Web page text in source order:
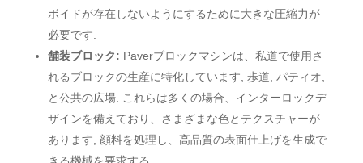
ボイドが存在しないようにするために大きな圧縮力が
必要です.
舗装ブロック: Paverブロックマシンは、私道で使用さ
れるブロックの生産に特化しています, 歩道, パティオ,
と公共の広場. これらは多くの場合、インターロックデ
ザインを備えており、さまざまな色とテクスチャーが
あります, 顔料を処理し、高品質の表面仕上げを生成で
きる機械を要求する.